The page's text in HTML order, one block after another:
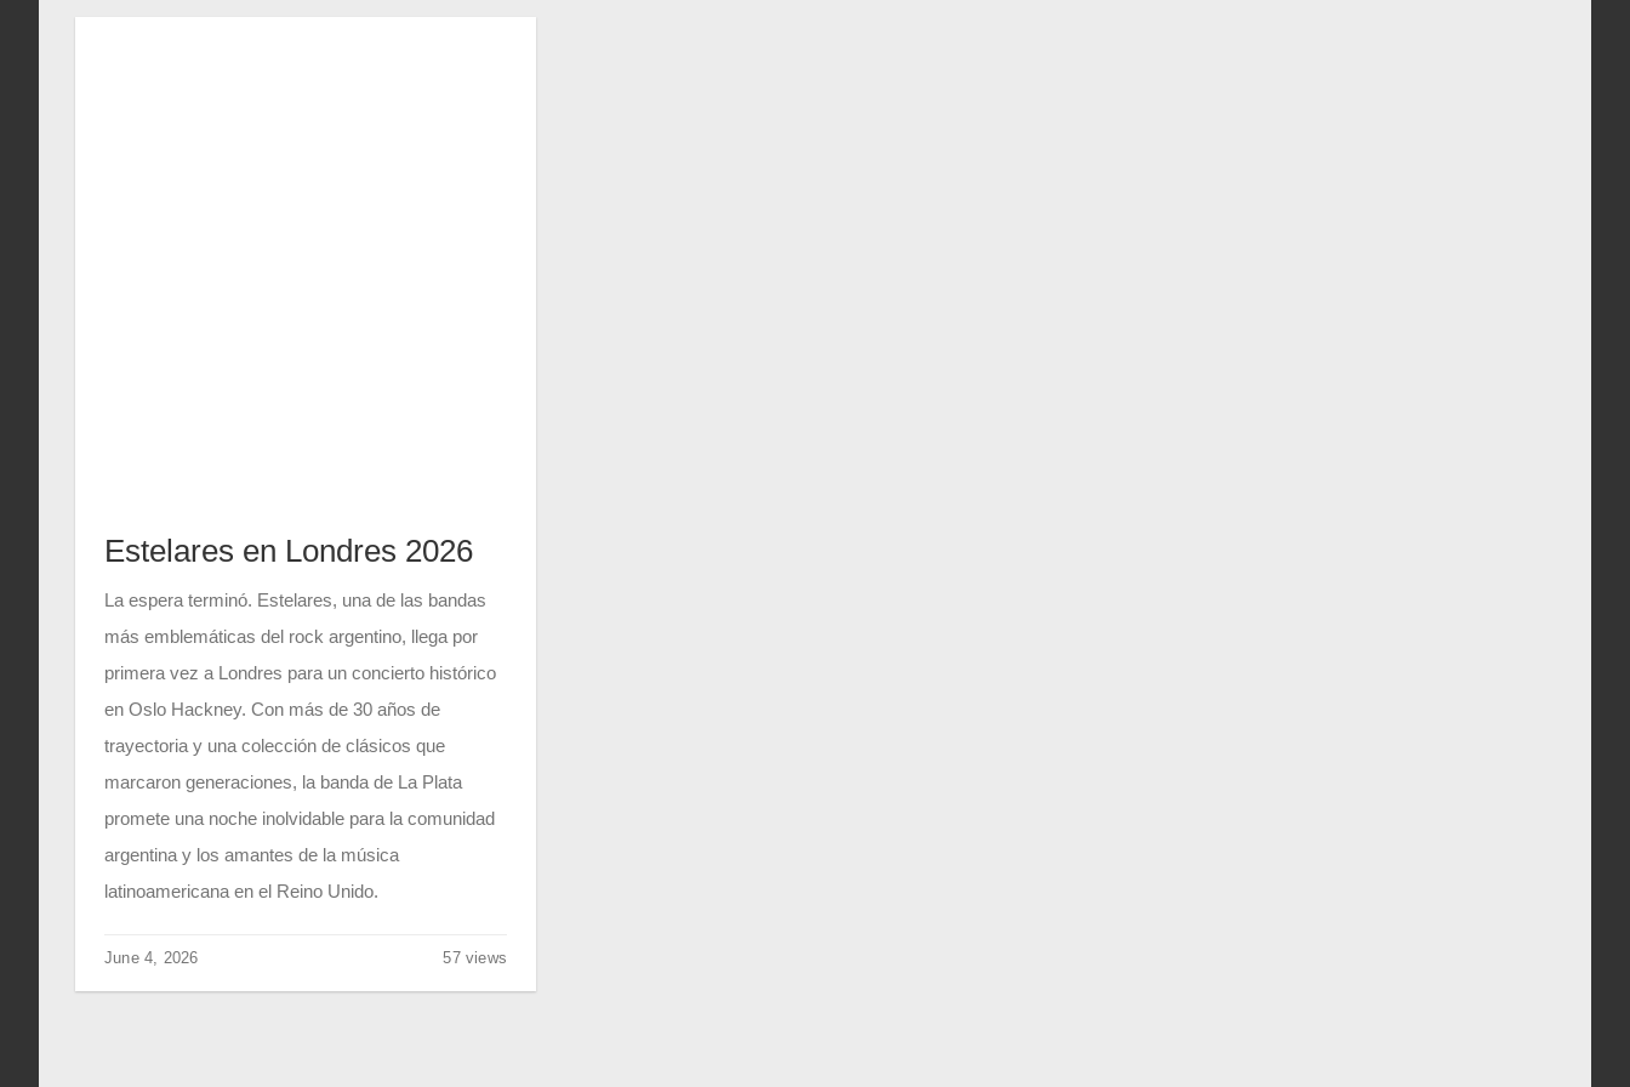
Estelares en Londres 2026
La espera terminó. Estelares, una de las bandas
más emblemáticas del rock argentino, llega por
primera vez a Londres para un concierto histórico
en Oslo Hackney. Con más de 30 años de
trayectoria y una colección de clásicos que
marcaron generaciones, la banda de La Plata
promete una noche inolvidable para la comunidad
argentina y los amantes de la música
latinoamericana en el Reino Unido.
June 4, 2026 57 views